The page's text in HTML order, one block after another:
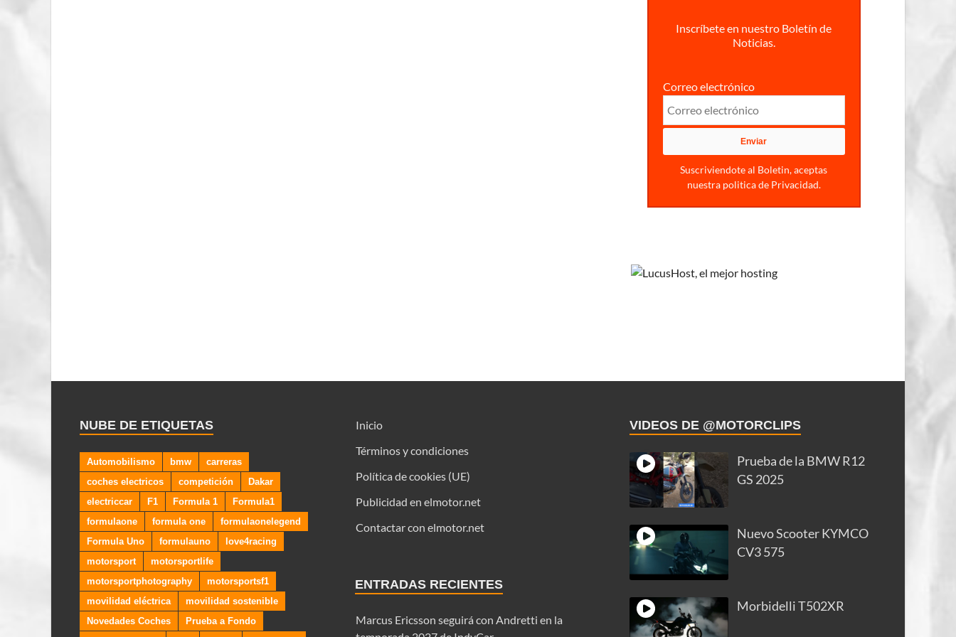
Inscríbete en nuestro Boletín de
Noticias.
Correo electrónico
Suscriviendote al Boletin, aceptas
nuestra politica de Privacidad.
NUBE DE ETIQUETAS
Automobilismo bmw
carreras
coches electricos
competición
Dakar
electriccar
F1 Formula 1
Formula1
formulaone
formula one
formulaonelegend
Formula Uno
formulauno
love4racing
motorsport
motorsportlife
motorsportphotography
motorsportsf1
movilidad eléctrica
movilidad sostenible
Novedades Coches
Prueba a Fondo
Inicio
Términos y condiciones
Política de cookies (UE)
Publicidad en elmotor.net
Contactar con elmotor.net
ENTRADAS RECIENTES
Marcus Ericsson seguirá con Andretti en la
VIDEOS DE @MOTORCLIPS
Prueba de la BMW R12
GS 2025
Nuevo Scooter KYMCO
CV3 575
Morbidelli T502XR